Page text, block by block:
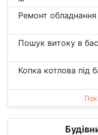
Ремонт обладнання
Пошук витоку в
Копка котлова під